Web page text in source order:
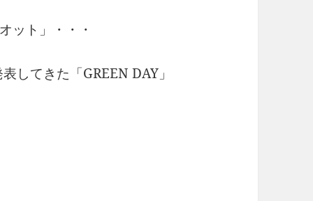
ット」・・・
してきた「GREEN DAY」